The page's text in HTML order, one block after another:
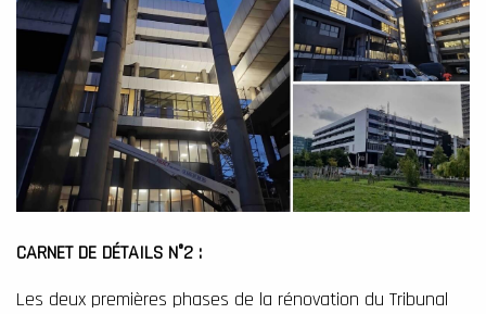
CARNET DE DÉTAILS N°2 :
Les deux premières phases de la rénovation du Tribunal